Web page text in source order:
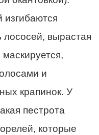
изгибаются
лососей, вырастая
и
крапинок. У
пестрота
которые